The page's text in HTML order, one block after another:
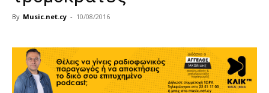
By Music.net.cy - 10/08/2016